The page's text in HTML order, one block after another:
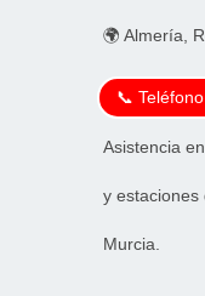
🌍 Almería,
📞
Asistencia
y estaciones
Murcia.